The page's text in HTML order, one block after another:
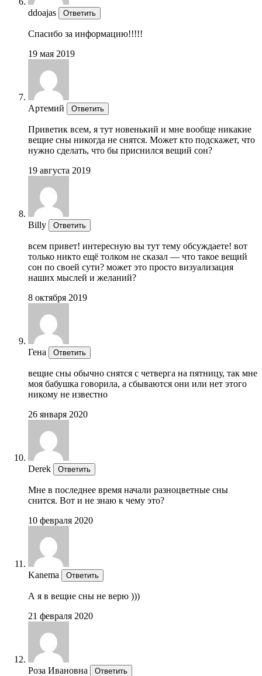
ddoajas Ответить
Спасибо за информацию!!!!!
19 мая 2019
Артемий Ответить
Приветик всем, я тут новенький и мне вообще никакие
вещие сны никогда не снятся. Может кто подскажет, что
нужно сделать, что бы приснился вещий сон?
19 августа 2019
Billy Ответить
всем привет! интересную вы тут тему обсуждаете! вот
только никто ещё толком не сказал — что такое вещий
сон по своей сути? может это просто визуализация
наших мыслей и желаний?
8 октября 2019
Гена Ответить
вещие сны обычно снятся с четверга на пятницу, так мне
моя бабушка говорила, а сбываются они или нет этого
никому не известно
26 января 2020
Derek Ответить
Мне в последнее время начали разноцветные сны
снится. Вот и не знаю к чему это?
10 февраля 2020
Kanema Ответить
А я в вещие сны не верю )))
21 февраля 2020
Роза Ивановна Ответить